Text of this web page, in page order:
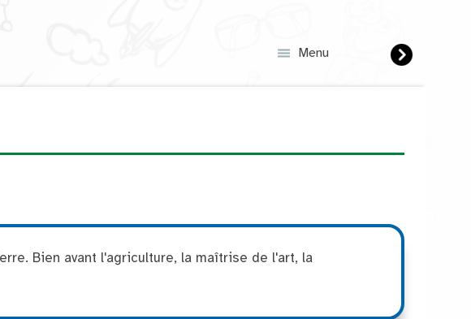
Menu
Bien avant l'agriculture, la maîtrise de l'art, la